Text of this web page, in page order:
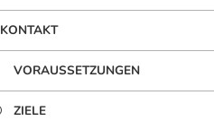
KONTAKT
VORAUSSETZUNGEN
ZIELE